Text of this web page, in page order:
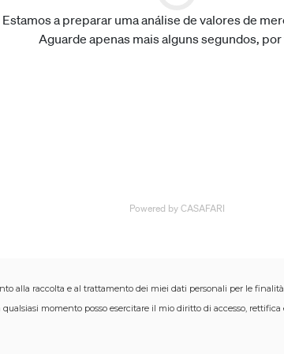
alla raccolta e al trattamento dei miei dati personali per le
momento posso esercitare il mio diritto di accesso,